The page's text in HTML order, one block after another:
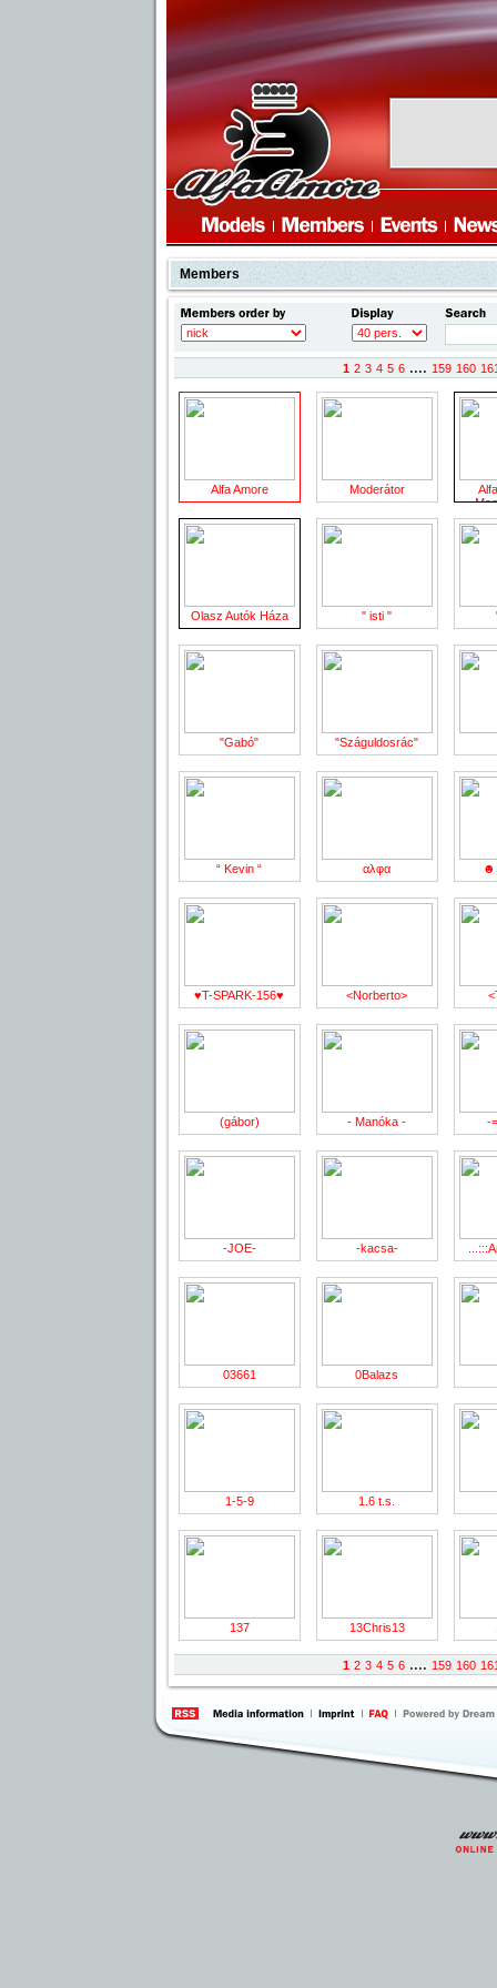
Members
1 2 3 4 5 6 .... 159 160
Alfa Amore Moderátor
Olasz Autók Háza " isti "
"Gabó" "Száguldosrác"
“ Kevin “ αλφα
♥T-SPARK-156♥­ <Norberto>
(gábor) - Manóka - -
-JOE- -kacsa-
03661 0Balazs
1-5-9 1.6 t.s.
137 13Chris13
1 2 3 4 5 6 .... 159 160
information